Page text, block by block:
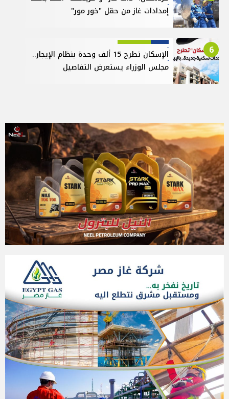
إمدادات غاز من حقل "خور مور"
6
الإسكان تطرح 15 ألف وحدة بنظام الإيجار..
مجلس الوزراء يستعرض التفاصيل